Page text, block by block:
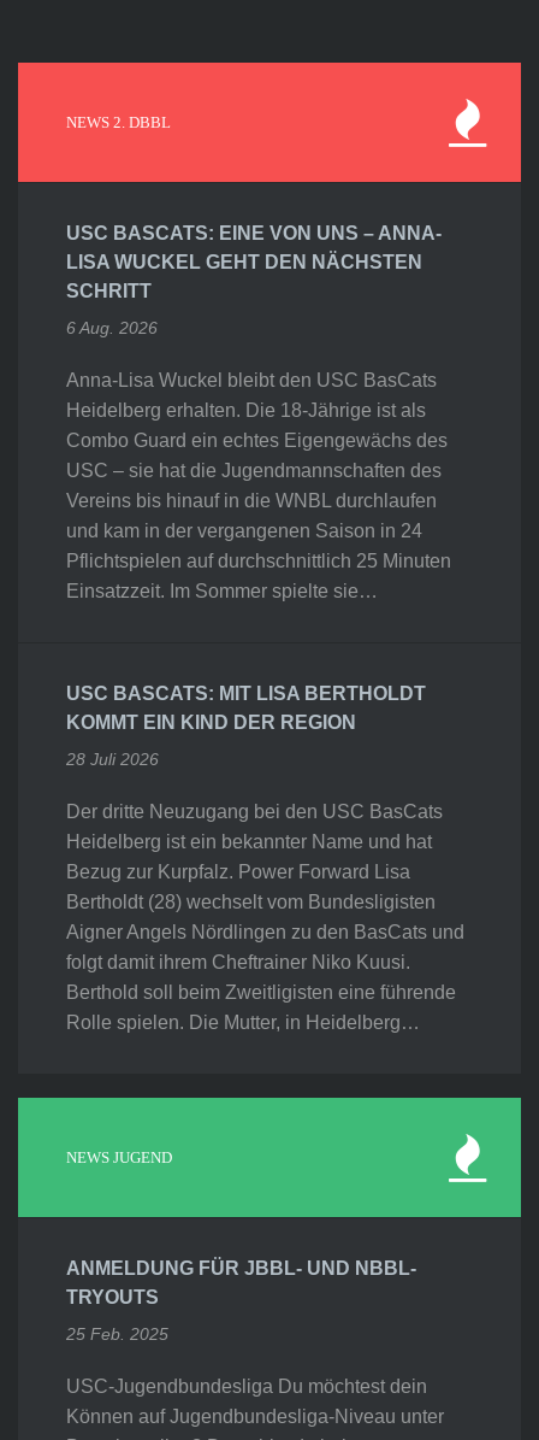
NEWS 2. DBBL
USC BASCATS: EINE VON UNS – ANNA-
LISA WUCKEL GEHT DEN NÄCHSTEN
SCHRITT
6 Aug. 2026
Anna-Lisa Wuckel bleibt den USC BasCats
Heidelberg erhalten. Die 18-Jährige ist als
Combo Guard ein echtes Eigengewächs des
USC – sie hat die Jugendmannschaften des
Vereins bis hinauf in die WNBL durchlaufen
und kam in der vergangenen Saison in 24
Pflichtspielen auf durchschnittlich 25 Minuten
Einsatzzeit. Im Sommer spielte sie…
USC BASCATS: MIT LISA BERTHOLDT
KOMMT EIN KIND DER REGION
28 Juli 2026
Der dritte Neuzugang bei den USC BasCats
Heidelberg ist ein bekannter Name und hat
Bezug zur Kurpfalz. Power Forward Lisa
Bertholdt (28) wechselt vom Bundesligisten
Aigner Angels Nördlingen zu den BasCats und
folgt damit ihrem Cheftrainer Niko Kuusi.
Berthold soll beim Zweitligisten eine führende
Rolle spielen. Die Mutter, in Heidelberg…
NEWS JUGEND
ANMELDUNG FÜR JBBL- UND NBBL-
TRYOUTS
25 Feb. 2025
USC-Jugendbundesliga Du möchtest dein
Können auf Jugendbundesliga-Niveau unter